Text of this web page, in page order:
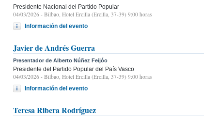
Presidente Nacional del Partido Popular
04/03/2026 - Bilbao, Hotel Ercilla (Ercilla, 37-39) 9:00 horas
Información del evento
Javier de Andrés Guerra
Presentador de Alberto Núñez Feijóo
Presidente del Partido Popular del País Vasco
04/03/2026 - Bilbao, Hotel Ercilla (Ercilla, 37-39) 9:00 horas
Información del evento
Teresa Ribera Rodríguez